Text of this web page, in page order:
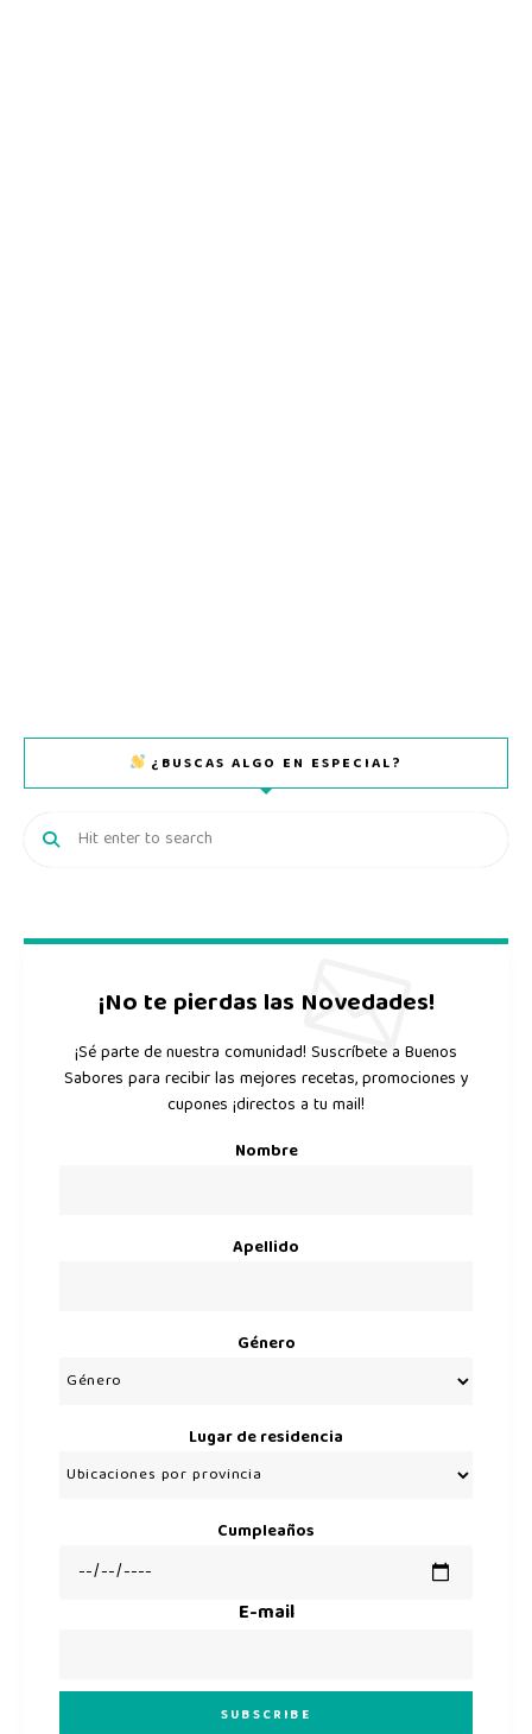
¿BUSCAS ALGO EN ESPECIAL?
¡No te pierdas las Novedades!
¡Sé parte de nuestra comunidad! Suscríbete a Buenos
Sabores para recibir las mejores recetas, promociones y
cupones ¡directos a tu mail!
Nombre
Apellido
Género
Lugar de residencia
Cumpleaños
E-mail